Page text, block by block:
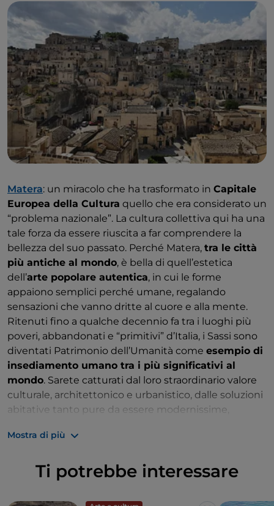
Matera: un miracolo che ha trasformato in Capitale
Europea della Cultura quello che era considerato un
“problema nazionale”. La cultura collettiva qui ha una
tale forza da essere riuscita a far comprendere la
bellezza del suo passato. Perché Matera, tra le città
più antiche al mondo, è bella di quell’estetica
dell’arte popolare autentica, in cui le forme
appaiono semplici perché umane, regalando
sensazioni che vanno dritte al cuore e alla mente.
Ritenuti fino a qualche decennio fa tra i luoghi più
poveri, abbandonati e “primitivi” d’Italia, i Sassi sono
diventati Patrimonio dell’Umanità come esempio di
insediamento umano tra i più significativi al
mondo. Sarete catturati dal loro straordinario valore
culturale, architettonico e urbanistico, dalle soluzioni
abitative tanto pure da essere modernissime,
essere rapiti dalla suggestiva fusione tra natura,
chiese rupestricon i loro splendidi affreschi bizantini
Cripta del Peccato Originale
Mostra di più
Ti potrebbe interessare